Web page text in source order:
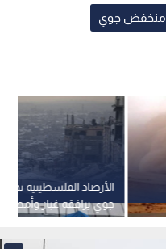
منخفض جوي
الأرصاد الفلسطينية
جوي يرافقه غبار وأمطار
للحرارة